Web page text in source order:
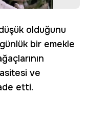
olduğunu
bir emekle
ve
etti.